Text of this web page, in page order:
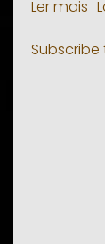
Ler mais
Subscribe